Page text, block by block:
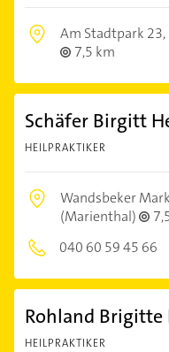
Am Stadtpark 23,
7,5 km
Schäfer Birgitt
HEILPRAKTIKER
Wandsbeker
(Marienthal)
040 60 59 45 66
Rohland
HEILPRAKTIKER